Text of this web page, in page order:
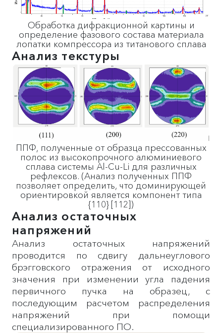
Обработка дифракционной картины и
определение фазового состава материала
лопатки компрессора из титанового сплава
Анализ текстуры
ППФ, полученные от образца прессованных
полос из высокопрочного алюминиевого
сплава системы Al-Cu-Li для различных
рефлексов. (Анализ полученных ППФ
позволяет определить, что доминирующей
ориентировкой является компонент типа
{110} [112])
Анализ остаточных
напряжений
Анализ остаточных напряжений
проводится по сдвигу дальнеуглового
брэгговского отражения от исходного
значения при изменении угла падения
первичного пучка на образец, с
последующим расчетом распределения
напряжений при помощи
специализированного ПО.